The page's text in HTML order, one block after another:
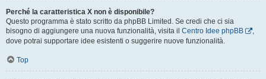
Perché la caratteristica X non è disponibile?
Questo programma è stato scritto da phpBB Limited. Se credi che ci sia
bisogno di aggiungere una nuova funzionalità, visita il Centro Idee phpBB
,
dove potrai supportare idee esistenti o suggerire nuove funzionalità.
Top